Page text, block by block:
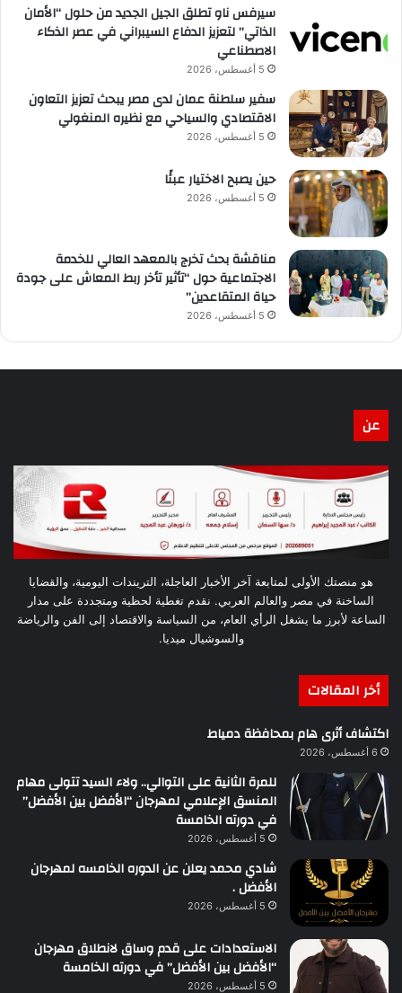
سيرفس ناو تطلق الجيل الجديد من حلول “الأمان
الذاتي” لتعزيز الدفاع السيبراني في عصر الذكاء
الاصطناعي
5 أغسطس، 2026
سفير سلطنة عمان لدى مصر يبحث تعزيز التعاون
الاقتصادي والسياحي مع نظيره المنغولي
5 أغسطس، 2026
حين يصبح الاختيار عبئًا
5 أغسطس، 2026
مناقشة بحث تخرج بالمعهد العالي للخدمة
الاجتماعية حول “تأثير تأخر ربط المعاش على جودة
حياة المتقاعدين”
5 أغسطس، 2026
عن
هو منصتك الأولى لمتابعة آخر الأخبار العاجلة، التريندات اليومية، والقضايا
الساخنة في مصر والعالم العربي. نقدم تغطية لحظية ومتجددة على مدار
الساعة لأبرز ما يشغل الرأي العام، من السياسة والاقتصاد إلى الفن والرياضة
والسوشيال ميديا.
أخر المقالات
اكتشاف أثرى هام بمحافظة دمياط
6 أغسطس، 2026
للمرة الثانية على التوالي.. ولاء السيد تتولى مهام
المنسق الإعلامي لمهرجان “الأفضل بين الأفضل”
في دورته الخامسة
5 أغسطس، 2026
شادي محمد يعلن عن الدوره الخامسه لمهرجان
الأفضل .
5 أغسطس، 2026
الاستعدادات على قدم وساق لانطلاق مهرجان
“الأفضل بين الأفضل” في دورته الخامسة
5 أغسطس، 2026